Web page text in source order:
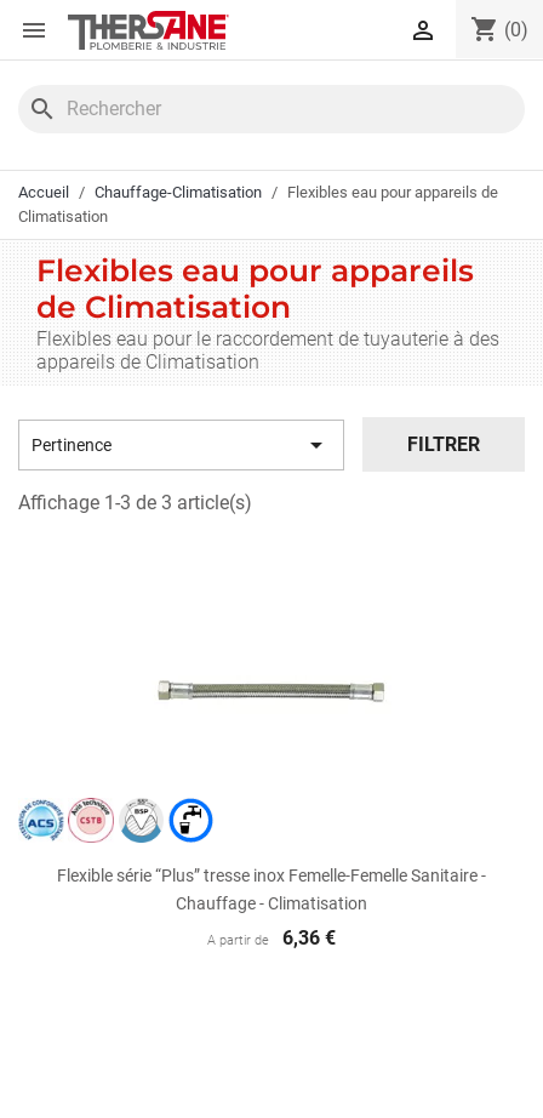
Panneau de gestion des cookies
 shopping_cart (0)

search
Accueil Chauffage-Climatisation
Flexibles eau pour appareils de
Climatisation
Flexibles eau pour appareils
de Climatisation
Flexibles eau pour le raccordement de tuyauterie à des
appareils de Climatisation
Pertinence  FILTRER
Affichage 1-3 de 3 article(s)
Flexible série “Plus” tresse inox Femelle-Femelle Sanitaire -
Chauffage - Climatisation
A partir de 6,36 €